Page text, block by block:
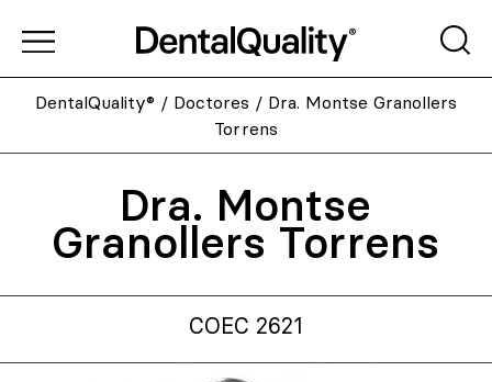
DentalQuality® / Doctores / Dra. Montse Granollers
Torrens
Dra. Montse
Granollers Torrens
COEC 2621